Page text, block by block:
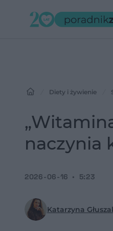
Diety i żywienie
naczynia
Katarzyna
2026-06-16 5:23